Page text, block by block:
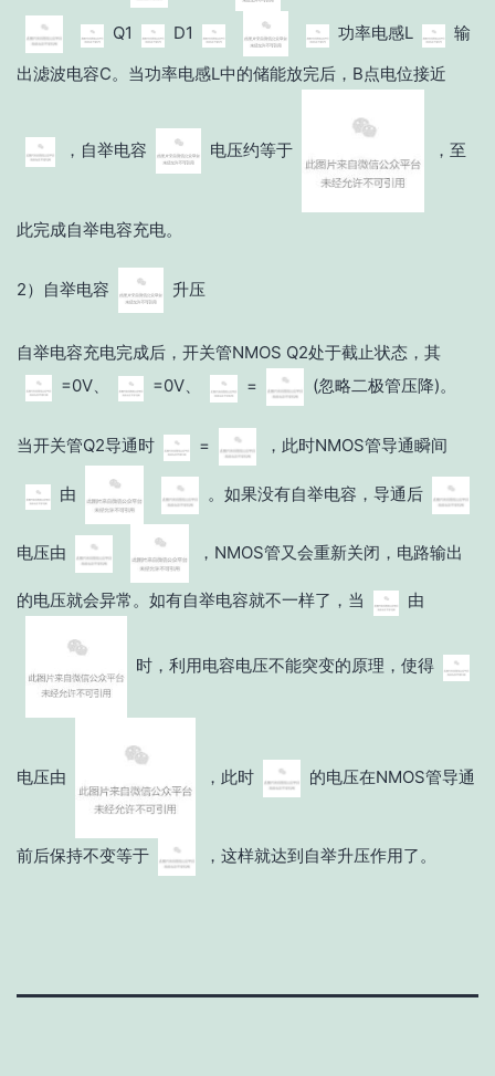
Q1 D1 功率电感L
输
出滤波电容C。当功率电感L中的储能放完后，B点电位接近
，自举电容 电压约等于 ，至
此完成自举电容充电。
2）自举电容 升压
自举电容充电完成后，开关管NMOS Q2处于截止状态，其
=0V、
=0V、 = (忽略二极管压降)。
当开关管Q2导通时 = ，此时NMOS管导通瞬间
由 。如果没有自举电容，导通后
电压由 ，NMOS管又会重新关闭，电路输出
的电压就会异常。如有自举电容就不一样了，当 由
时，利用电容电压不能突变的原理，使得
电压由 ，此时 的电压在NMOS管导通
前后保持不变等于 ，这样就达到自举升压作用了。